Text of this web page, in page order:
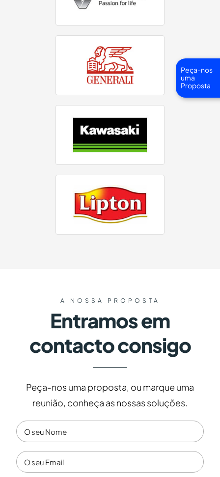
A NOSSA PROPOSTA
Entramos em
contacto consigo
Peça-nos uma proposta, ou marque uma
reunião, conheça as nossas soluções.
Peça-nos
uma
Proposta